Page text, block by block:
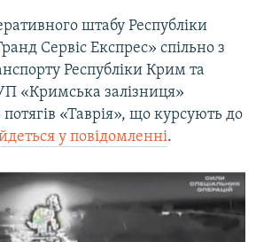
штабу Республіки
Сервіс Експрес» спільно з
Республіки Крим та
«Кримська залізниця»
потягів «Таврія», що курсують до
у повідомленні.